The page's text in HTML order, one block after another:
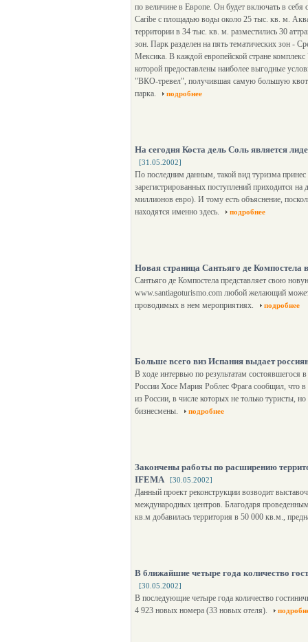
по величине в Европе. Он будет включать в
Caribe с площадью воды около 25 тыс. кв. м.
территории в 34 тыс. кв. м. разместились 30
зон. Парк разделен на пять тематических зон -
Мексика. В каждой европейской стране
которой предоставлены наиболее выгодные
"ВКО-тревел", получившая самую большую
парка.
подробнее
На сегодня Коста дель Соль является
[31.05.2002]
По последним данным, такой вид туризма
зарегистрированных поступлений приходится
миллионов евро). И тому есть объяснение,
находятся именно здесь.
подробнее
Новая страница Сантьяго де Компостела
Сантьяго де Компостела представляет свою
www.santiagoturismo.com любой желающий
проводимых в нем мероприятиях.
подробнее
Больше всего виз Испания выдает
В ходе интервью по результатам
России Хосе Мария Роблес Фрага сообщил, что
из России, в числе которых не только туристы,
бизнесмены.
подробнее
Закончены работы по расширению
IFEMA [30.05.2002]
Данный проект реконструкции возводит
международных центров. Благодаря
кв.м добавилась территория в 50 000 кв.м.,
В ближайшие четыре года количество
[30.05.2002]
В последующие четыре года количество
4 923 новых номера (33 новых отеля).